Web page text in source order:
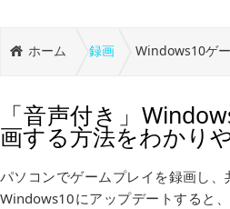
ホーム 録画 Windows10ゲ
「音声付き」
画する方法をわかり
パソコンでゲームプレイを録画し、
Windows10にアップデートすると